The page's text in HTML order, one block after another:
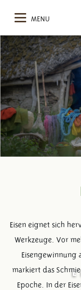
MENU
Eisen eignet sich
Werkzeuge. Vor
Eisengewinnung
markiert das
Epoche. In der